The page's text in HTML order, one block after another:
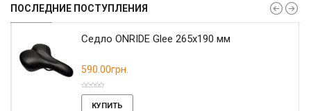
ПОСЛЕДНИЕ ПОСТУПЛЕНИЯ
Седло ONRIDE Glee 265x190 мм
590.00грн.
КУПИТЬ